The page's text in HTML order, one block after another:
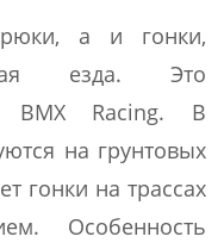
а и гонки,
езда. Это
BMX Racing. В
на грунтовых
гонки на трассах
Особенность